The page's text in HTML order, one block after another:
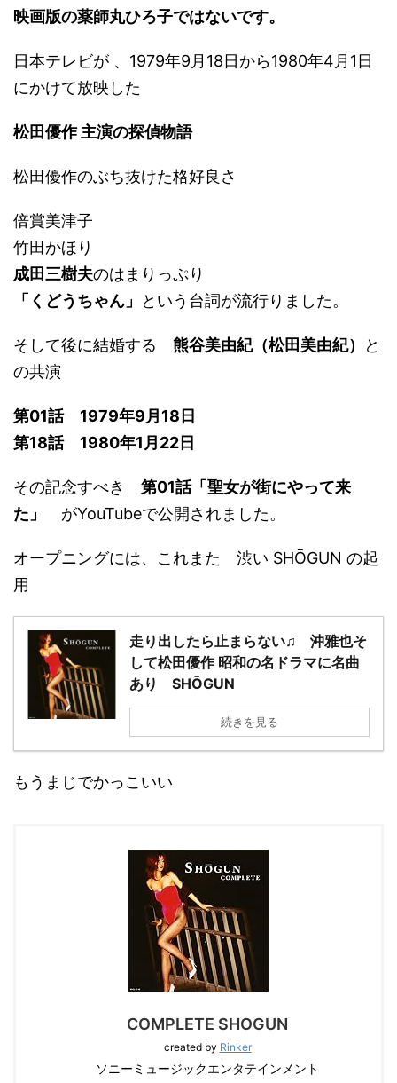
映画版の薬師丸ひろ子ではないです。
日本テレビが 、1979年9月18日から1980年4月1日
にかけて放映した
松田優作 主演の探偵物語
松田優作のぶち抜けた格好良さ
倍賞美津子
竹田かほり
成田三樹夫のはまりっぷり
「くどうちゃん」
という台詞が流行りました。
そして後に結婚する 熊谷美由紀（松田美由紀）
と
の共演
第01話 1979年9月18日
第18話 1980年1月22日
その記念すべき 第01話「聖女が街にやって来
た」 がYouTubeで公開されました。
オープニングには、これまた 渋い SHŌGUN の起
用
走り出したら止まらない♫ 沖雅也そ
して松田優作 昭和の名ドラマに名曲
あり SHŌGUN
続きを見る
もうまじでかっこいい
COMPLETE SHOGUN
created by Rinker
ソニーミュージックエンタテインメント